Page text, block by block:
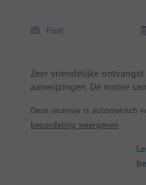
Paar
Zeer vriendelijke
aanwijzingen. De mooie
prachtige, kleine plek. 's
fiets ben je snel bij de S-
Deze recensie is automatisch
beoordeling weergeven